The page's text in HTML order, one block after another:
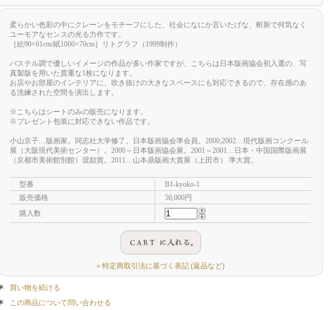
柔らかい色彩の中にクレーンをモチーフにした、社会になにか言いたげな、斬新で何気なく
ユーモアなセンスの光る力作です。
［絵90×61cm/紙1000×70cm］リトグラフ（1999制作）
パステル調で優しいイメージの作品が多い作家ですが、こちらは日本版画協会初入選の、写
真製版を用いた貴重な1枚になります。
お店やお部屋のインテリアに、吹き抜けの大きなスペースにも対応できるので、存在感のあ
る洗練された空間を演出します。
※こちらはシートのみの販売になります。
※プレゼント包装に対応できない作品です。
小山京子…版画家。同志社大学修了。日本版画協会準会員。2000,2002…現代版画コンクール
展（大阪現代美術センター）。2000～日本版画協会展。2001～2001…日本・中国国際版画展
（京都市美術館別館）奨励賞。2011…山本鼎版画大賞展（上田市） 準大賞。
型番
B1-kyoko-1
販売価格
50,000円
購入数
» 特定商取引法に基づく表記 (返品など)
買い物を続ける
この商品について問い合わせる